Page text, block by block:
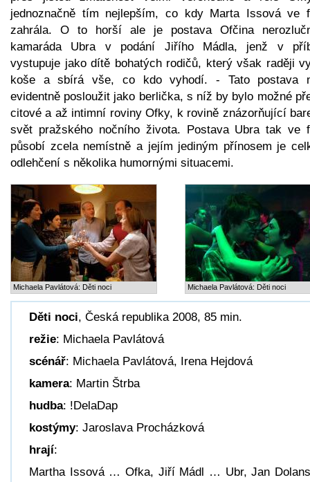
jednoznačně tím nejlepším, co kdy Marta Issová ve
zahrála. O to horší ale je postava Ofčina
kamaráda Ubra v podání Jiřího Mádla, jenž v
vystupuje jako dítě bohatých rodičů, který však raději
koše a sbírá vše, co kdo vyhodí. - Tato postava
evidentně posloužit jako berlička, s níž by bylo možné
citové a až intimní roviny Ofky, k rovině znázorňující
svět pražského nočního života. Postava Ubra tak ve
působí zcela nemístně a jejím jediným přínosem je
odlehčení s několika humornými situacemi.
Michaela Pavlátová: Děti noci Michaela Pavlátová: Děti noci
Děti noci, Česká republika 2008, 85 min.
režie: Michaela Pavlátová
scénář: Michaela Pavlátová, Irena Hejdová
kamera: Martin Štrba
hudba: !DelaDap
kostýmy: Jaroslava Procházková
hrají:
Martha Issová … Ofka, Jiří Mádl … Ubr, Jan